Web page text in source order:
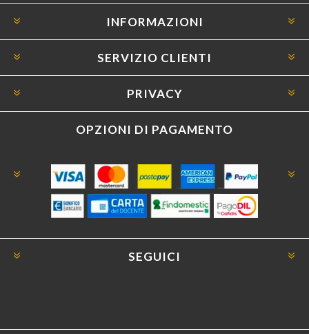
INFORMAZIONI
SERVIZIO CLIENTI
PRIVACY
OPZIONI DI PAGAMENTO
SEGUICI